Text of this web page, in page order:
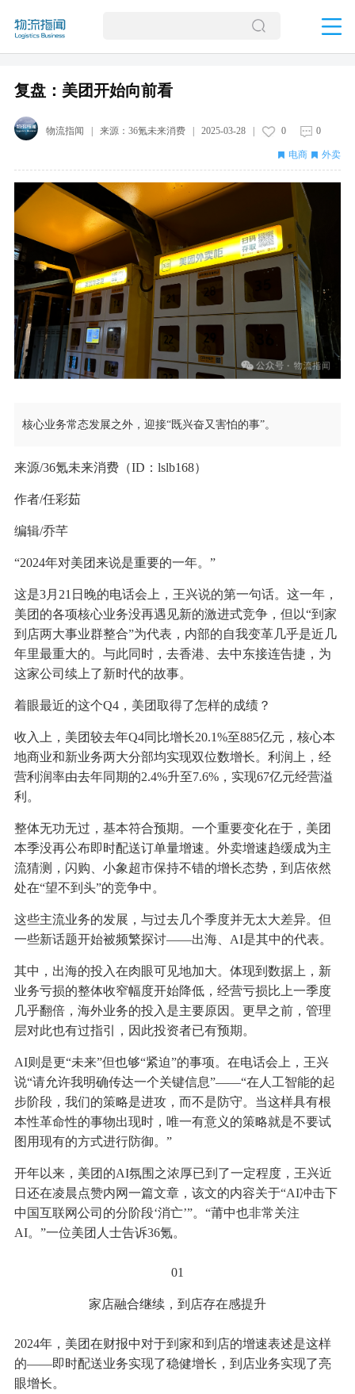
复盘：美团开始向前看
物流指闻 | 来源： 36氪未来消费| 2025-03-28| 0 0
电商 外卖
核心业务常态发展之外，迎接“既兴奋又害怕的事”。
来源/36氪未来消费（ID：lslb168）
作者/任彩茹
编辑/乔芊
“2024年对美团来说是重要的一年。”
这是3月21日晚的电话会上，王兴说的第一句话。这一年，
美团的各项核心业务没再遇见新的激进式竞争，但以“到家
到店两大事业群整合”为代表，内部的自我变革几乎是近几
年里最重大的。与此同时，去香港、去中东接连告捷，为
这家公司续上了新时代的故事。
着眼最近的这个Q4，美团取得了怎样的成绩？
收入上，美团较去年Q4同比增长20.1%至885亿元，核心本
地商业和新业务两大分部均实现双位数增长。利润上，经
营利润率由去年同期的2.4%升至7.6%，实现67亿元经营溢
利。
整体无功无过，基本符合预期。一个重要变化在于，美团
本季没再公布即时配送订单量增速。外卖增速趋缓成为主
流猜测，闪购、小象超市保持不错的增长态势，到店依然
处在“望不到头”的竞争中。
这些主流业务的发展，与过去几个季度并无太大差异。但
一些新话题开始被频繁探讨——出海、AI是其中的代表。
其中，出海的投入在肉眼可见地加大。体现到数据上，新
业务亏损的整体收窄幅度开始降低，经营亏损比上一季度
几乎翻倍，海外业务的投入是主要原因。更早之前，管理
层对此也有过指引，因此投资者已有预期。
AI则是更“未来”但也够“紧迫”的事项。在电话会上，王兴
说“请允许我明确传达一个关键信息”——“在人工智能的起
步阶段，我们的策略是进攻，而不是防守。当这样具有根
本性革命性的事物出现时，唯一有意义的策略就是不要试
图用现有的方式进行防御。”
开年以来，美团的AI氛围之浓厚已到了一定程度，王兴近
日还在凌晨点赞内网一篇文章，该文的内容关于“AI冲击下
中国互联网公司的分阶段‘消亡’”。“莆中也非常关注
AI。”一位美团人士告诉36氪。
01
家店融合继续，到店存在感提升
2024年，美团在财报中对于到家和到店的增速表述是这样
的——即时配送业务实现了稳健增长，到店业务实现了亮
眼增长。